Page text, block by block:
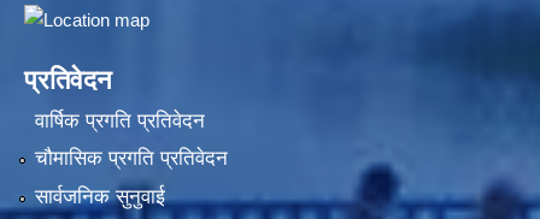
प्रतिवेदन
वार्षिक प्रगति प्रतिवेदन
चौमासिक प्रगति प्रतिवेदन
सार्वजनिक सुनुवाई